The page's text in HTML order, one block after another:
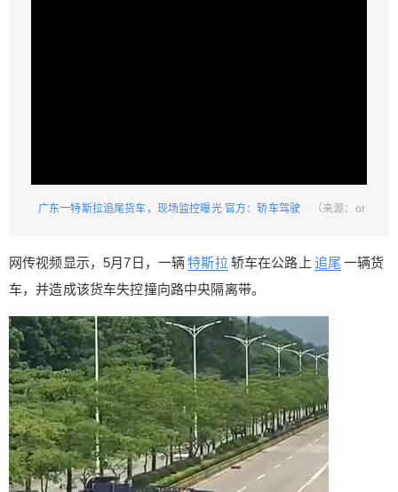
广东一特斯拉追尾货车，现场监控曝光 官方：轿车驾驶
（来源：or
网传视频显示，5月7日，一辆特斯拉 轿车在公路上 追尾 一辆货
车，并造成该货车失控撞向路中央隔离带。
防车12名消防指战员赶往现场处置。 12点57分到达
超速行驶，车辆失控追尾前方正在行驶的货车，撞
向道路中间护栏，车头严重变形。驾驶员被卡在车
识。 经与现场医务人员了解情况，确认小轿车驾驶
员已无生命体征，大货车驾驶员无碍。指挥员结合
现场实际情况立即下达处置命令，安排四名消防员
利用液压扩张器对车身进行扩张破拆。13时20分，
转移出被困驾驶员，移交现场医务人员。 特斯拉向
南都记者表示，目前已有工作人员协助交管部门处
理相关事宜，正在配合交警调查结果。 另据网传消
息，死者为韶关市公安局原副局长康志坚，已退休